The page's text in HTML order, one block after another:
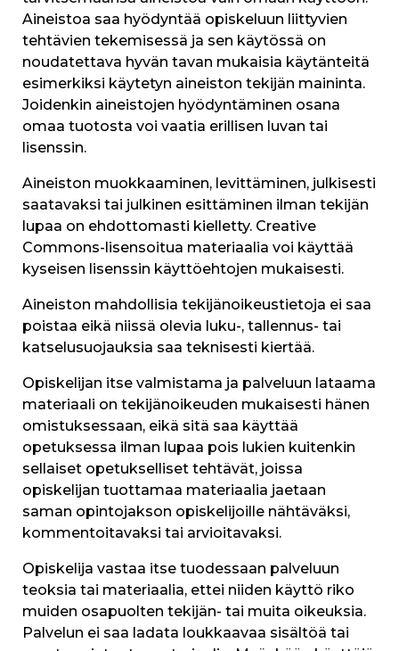
Aineistoa saa hyödyntää opiskeluun liittyvien
tehtävien tekemisessä ja sen käytössä on
noudatettava hyvän tavan mukaisia käytänteitä
esimerkiksi käytetyn aineiston tekijän maininta.
Joidenkin aineistojen hyödyntäminen osana
omaa tuotosta voi vaatia erillisen luvan tai
lisenssin.
Aineiston muokkaaminen, levittäminen, julkisesti
saatavaksi tai julkinen esittäminen ilman tekijän
lupaa on ehdottomasti kielletty. Creative
Commons-lisensoitua materiaalia voi käyttää
kyseisen lisenssin käyttöehtojen mukaisesti.
Aineiston mahdollisia tekijänoikeustietoja ei saa
poistaa eikä niissä olevia luku-, tallennus- tai
katselusuojauksia saa teknisesti kiertää.
Opiskelijan itse valmistama ja palveluun lataama
materiaali on tekijänoikeuden mukaisesti hänen
omistuksessaan, eikä sitä saa käyttää
opetuksessa ilman lupaa pois lukien kuitenkin
sellaiset opetukselliset tehtävät, joissa
opiskelijan tuottamaa materiaalia jaetaan
saman opintojakson opiskelijoille nähtäväksi,
kommentoitavaksi tai arvioitavaksi.
Opiskelija vastaa itse tuodessaan palveluun
teoksia tai materiaalia, ettei niiden käyttö riko
muiden osapuolten tekijän- tai muita oikeuksia.
Palvelun ei saa ladata loukkaavaa sisältöä tai